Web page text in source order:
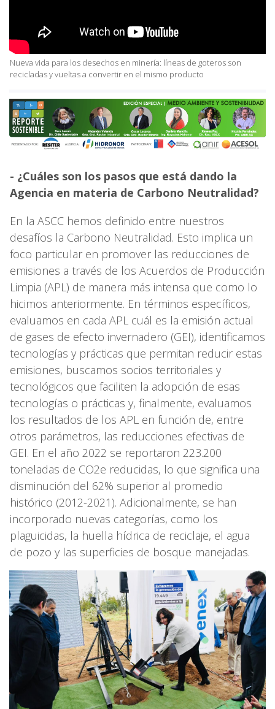
Nueva vida para los desechos en minería: líneas de goteros son
recicladas y vueltas a convertir en el mismo producto
- ¿Cuáles son los pasos que está dando la
Agencia en materia de Carbono Neutralidad?
En la ASCC hemos definido entre nuestros
desafíos la Carbono Neutralidad. Esto implica un
foco particular en promover las reducciones de
emisiones a través de los Acuerdos de Producción
Limpia (APL) de manera más intensa que como lo
hicimos anteriormente. En términos específicos,
evaluamos en cada APL cuál es la emisión actual
de gases de efecto invernadero (GEI), identificamos
tecnologías y prácticas que permitan reducir estas
emisiones, buscamos socios territoriales y
tecnológicos que faciliten la adopción de esas
tecnologías o prácticas y, finalmente, evaluamos
los resultados de los APL en función de, entre
otros parámetros, las reducciones efectivas de
GEI. En el año 2022 se reportaron 223.200
toneladas de CO2e reducidas, lo que significa una
disminución del 62% superior al promedio
histórico (2012-2021). Adicionalmente, se han
incorporado nuevas categorías, como los
plaguicidas, la huella hídrica de reciclaje, el agua
de pozo y las superficies de bosque manejadas.